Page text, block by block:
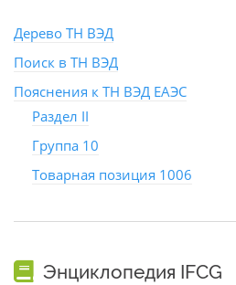
Дерево ТН ВЭД
Поиск в ТН ВЭД
Пояснения к ТН ВЭД ЕАЭС
Раздел II
Группа 10
Товарная позиция 1006
Энциклопедия IFCG